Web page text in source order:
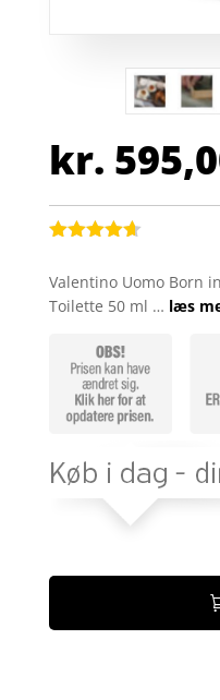
kr.
ud af 5
baseret på
Valentino Uomo Born
Toilette 50 ml … læs